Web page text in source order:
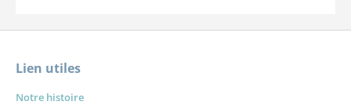
Lien utiles
Notre histoire